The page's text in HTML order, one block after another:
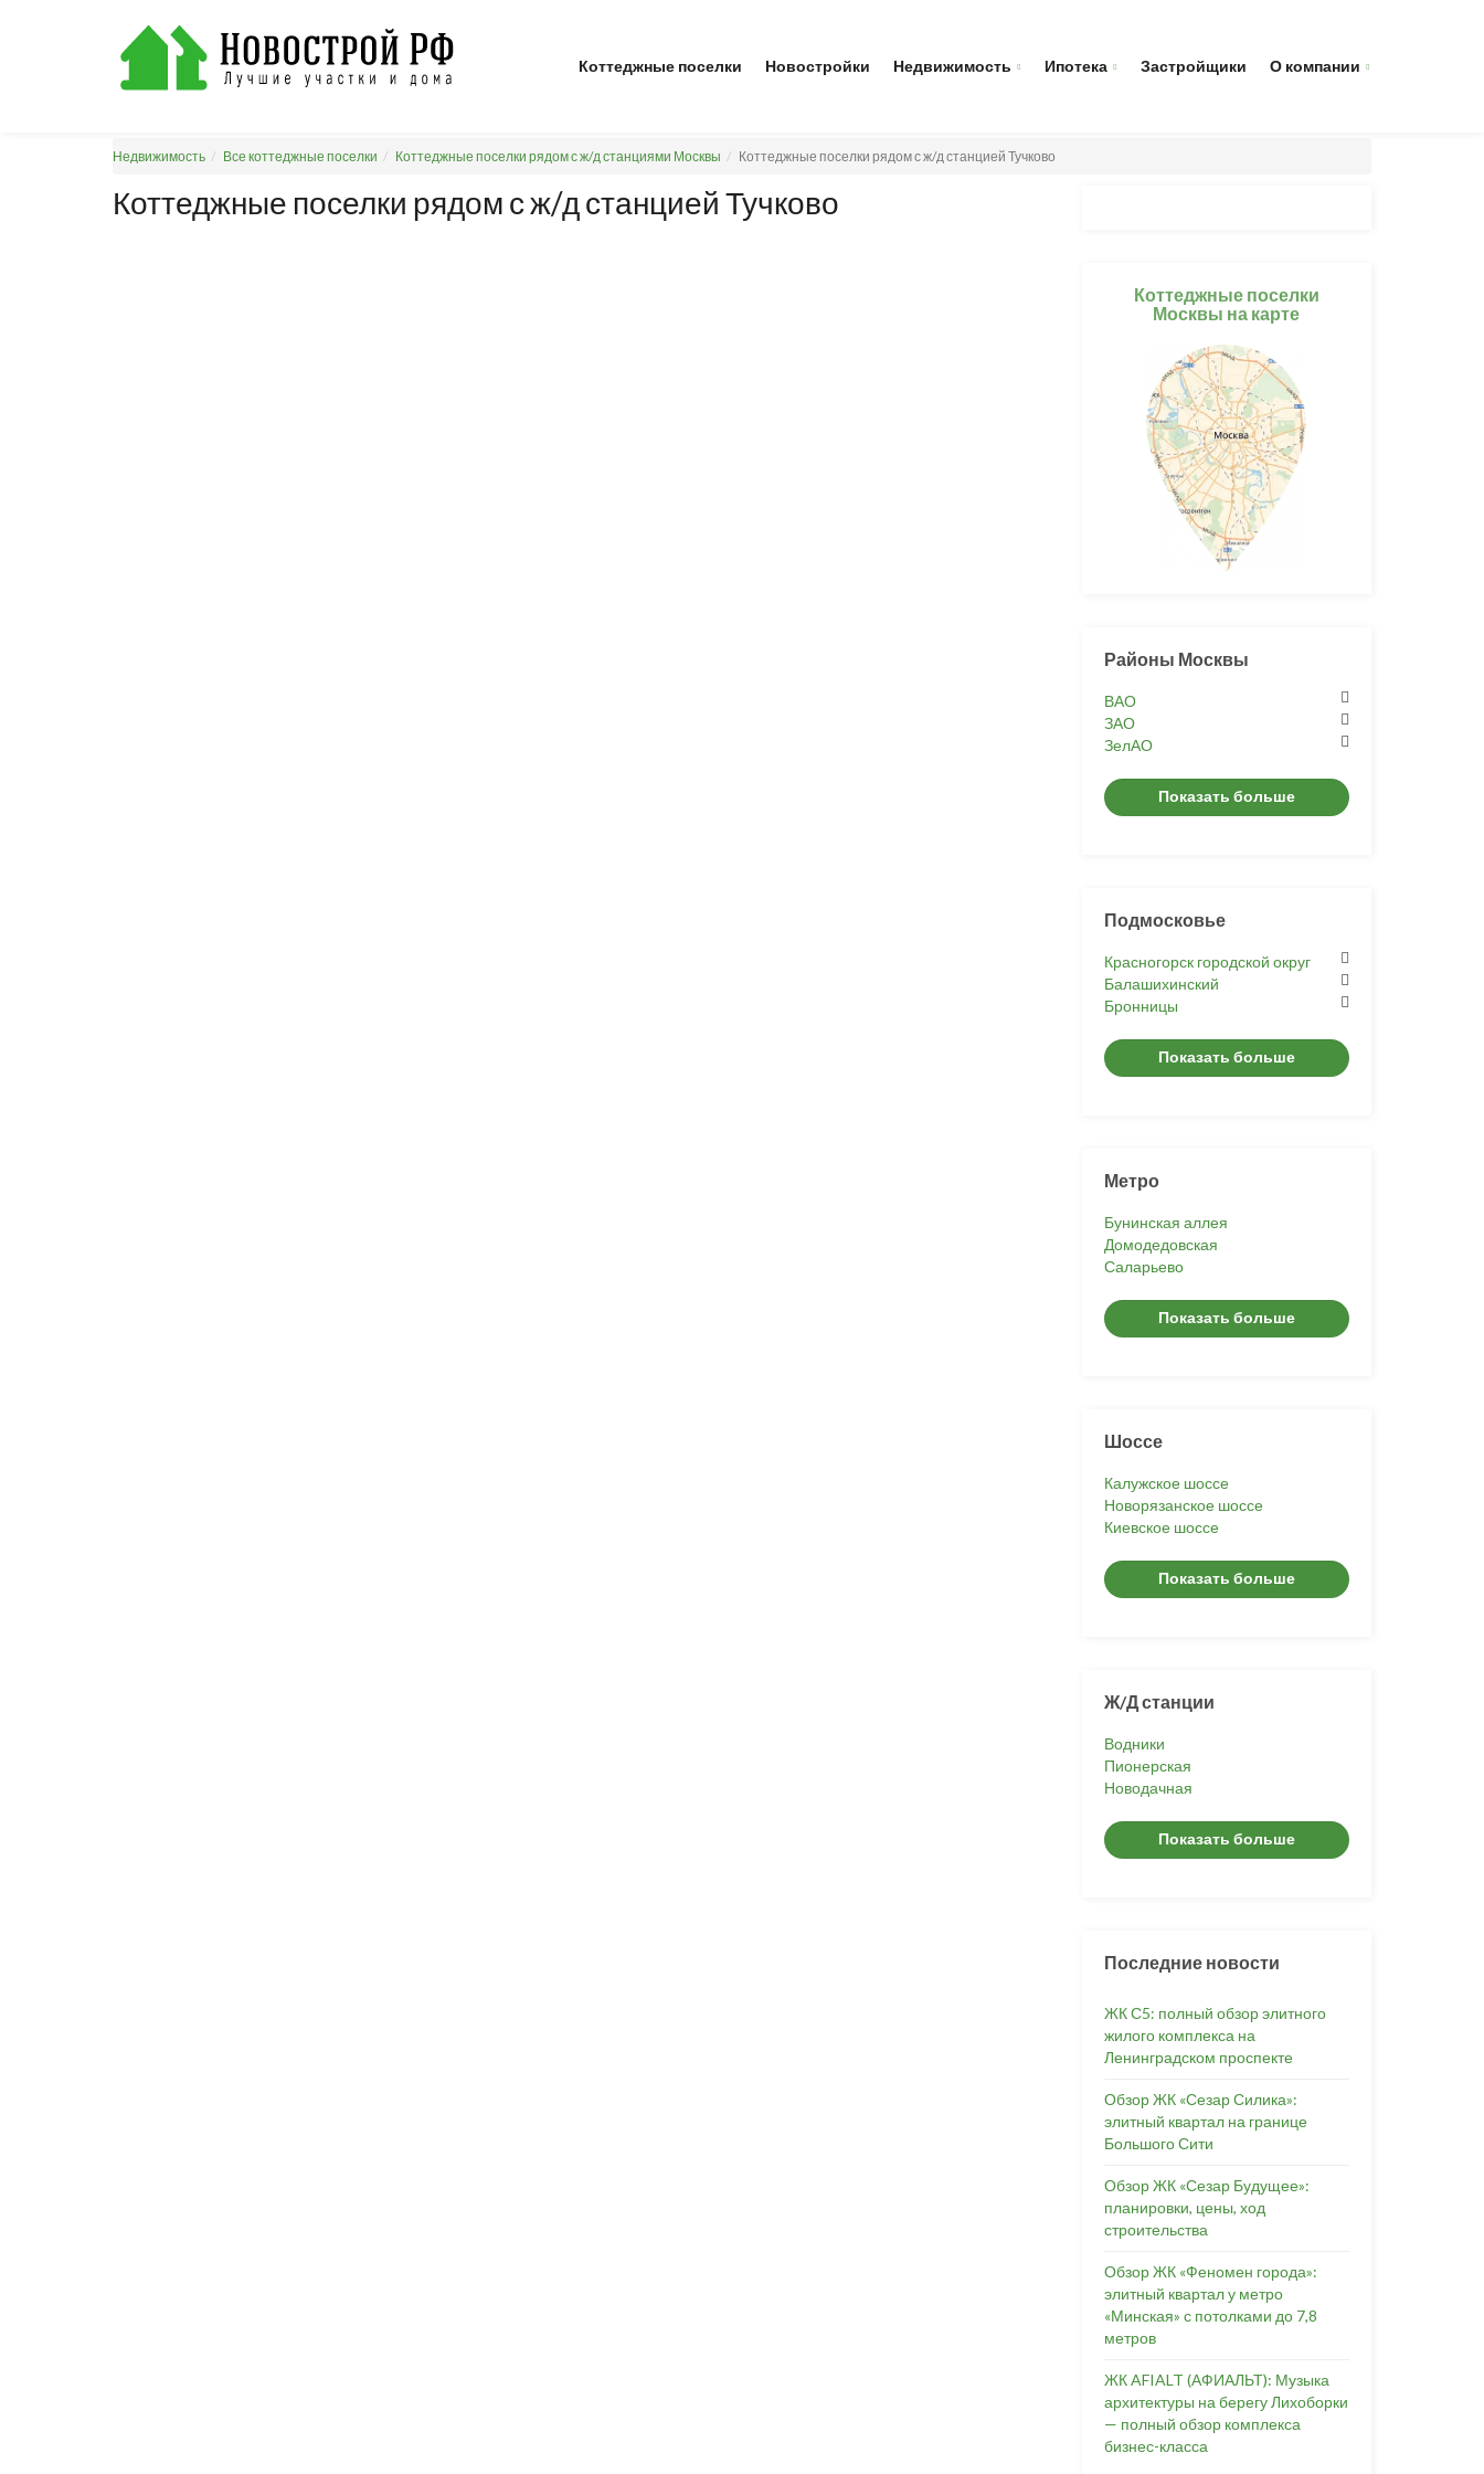
Коттеджные поселки Новостройки Недвижимость Ипотека Застройщики О компании
Недвижимость Все коттеджные поселки Коттеджные поселки рядом с ж/д станциями Москвы Коттеджные поселки рядом с ж/д станцией Тучково
Коттеджные поселки рядом с ж/д станцией Тучково
Коттеджные поселки
Москвы на карте
Районы Москвы
ВАО
ЗАО
ЗелАО
Показать больше
Подмосковье
Красногорск городской округ
Балашихинский
Бронницы
Показать больше
Метро
Бунинская аллея
Домодедовская
Саларьево
Показать больше
Шоссе
Калужское шоссе
Новорязанское шоссе
Киевское шоссе
Показать больше
Ж/Д станции
Водники
Пионерская
Новодачная
Показать больше
Последние новости
ЖК С5: полный обзор элитного
жилого комплекса на
Ленинградском проспекте
Обзор ЖК «Сезар Силика»:
элитный квартал на границе
Большого Сити
Обзор ЖК «Сезар Будущее»:
планировки, цены, ход
строительства
Обзор ЖК «Феномен города»:
элитный квартал у метро
«Минская» с потолками до 7,8
метров
ЖК AFIALT (АФИАЛЬТ): Музыка
архитектуры на берегу Лихоборки
— полный обзор комплекса
бизнес-класса